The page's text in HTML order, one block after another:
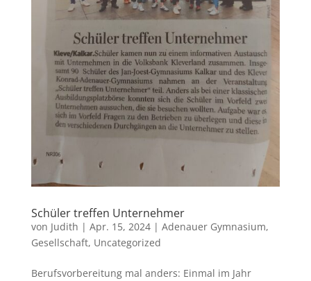
Schüler treffen Unternehmer
von Judith | Apr. 15, 2024| Adenauer Gymnasium,
Gesellschaft, Uncategorized
Berufsvorbereitung mal anders: Einmal im Jahr